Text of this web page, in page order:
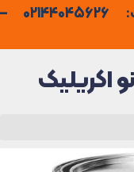
تماس با نانو اکریلیک: 02144045626 –
اکریلیک